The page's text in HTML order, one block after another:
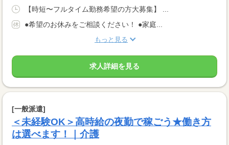
【時短〜フルタイム勤務希望の方大募集】 ...
●希望のお休みをご相談ください！ ●家庭...
もっと見る
求人詳細を見る
[一般派遣]
＜未経験OK＞高時給の夜勤で稼ごう★働き方
は選べます！｜介護